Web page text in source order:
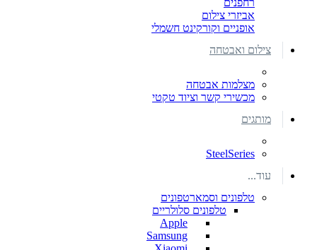
רחפנים
אביזרי צילום
אופניים וקורקינט חשמלי
צילום ואבטחה
מצלמות אבטחה
מכשירי קשר וציוד טקטי
מותגים
SteelSeries
עוד...
טלפונים וסמארטפונים
טלפונים סלולריים
Apple
Samsung